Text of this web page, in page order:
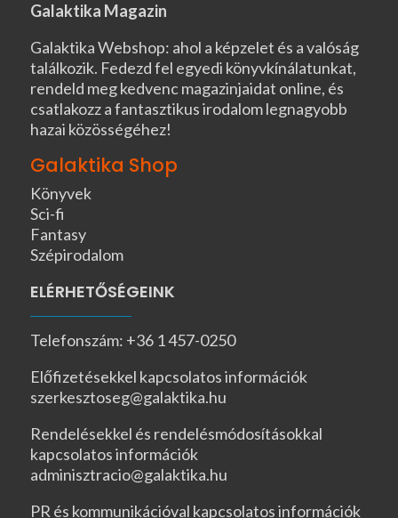
Galaktika Magazin
Galaktika Webshop: ahol a képzelet és a valóság
találkozik. Fedezd fel egyedi könyvkínálatunkat,
rendeld meg kedvenc magazinjaidat online, és
csatlakozz a fantasztikus irodalom legnagyobb
hazai közösségéhez!
Galaktika Shop
Könyvek
Sci-fi
Fantasy
Szépirodalom
ELÉRHETŐSÉGEINK
Telefonszám: +36 1 457-0250
Előfizetésekkel kapcsolatos információk
szerkesztoseg@galaktika.hu
Rendelésekkel és rendelésmódosításokkal
kapcsolatos információk
adminisztracio@galaktika.hu
PR és kommunikációval kapcsolatos információk